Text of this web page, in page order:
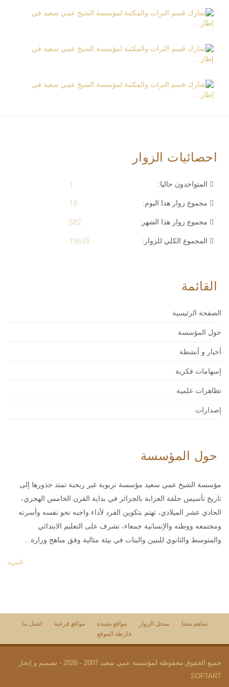
احصائيات الزوار
المتواجدون حاليا: 1
مجموع زوار هذا اليوم: 10
مجموع زوار هذا الشهر: 582
المجموع الكلي للزوار: 19639
القائمة
الصفحة الرئيسية
حول المؤسسة
أخبار و أنشطة
إسهامات فكرية
تظاهرات علمية
إصدارات
حول المؤسسة
مؤسسة الشيخ عمي سعيد مؤسسة تربوية غير ربحية تمتد جذورها إلى
تاريخ تأسيس حلقة العزابة بالجزائر في بداية القرن الخامس الهجري،
الحادي عشر الميلادي، تهتم بتكوين الفرد لأداء واجبه نحو نفسه وأسرته
ومجتمعه ووطنه والإنسانية جمعاء، تشرف على التعليم الابتدائي
والمتوسط والثانوي للبنين والبنات في بيئة مثالية وفق مناهج وزارة...
المزيد
ساهم معنا سجل الزوار مواقع مفيدة مواقع فرعية
اتصل بنا
خارطة الموقع
جميع الحقوق محفوظة لمؤسسة عمي سعيد 2007 - 2026 - تصميم و إنجاز
SOFTART